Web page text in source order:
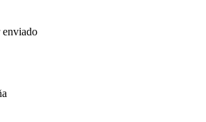
enviado